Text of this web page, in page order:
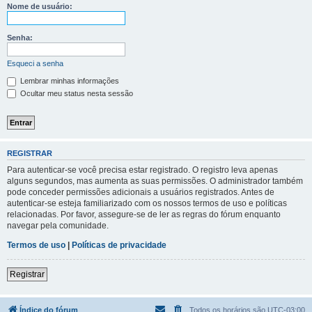
Nome de usuário:
Senha:
Esqueci a senha
Lembrar minhas informações
Ocultar meu status nesta sessão
REGISTRAR
Para autenticar-se você precisa estar registrado. O registro leva apenas
alguns segundos, mas aumenta as suas permissões. O administrador também
pode conceder permissões adicionais a usuários registrados. Antes de
autenticar-se esteja familiarizado com os nossos termos de uso e políticas
relacionadas. Por favor, assegure-se de ler as regras do fórum enquanto
navegar pela comunidade.
Termos de uso | Políticas de privacidade
Registrar
Índice do fórum Todos os horários são UTC-03:00